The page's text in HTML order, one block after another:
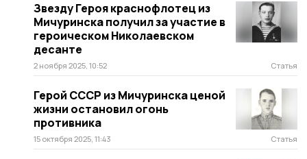
Звезду Героя краснофлотец из
Мичуринска получил за участие в
героическом Николаевском
десанте
2 ноября 2025, 10:52 Статья
Герой СССР из Мичуринска ценой
жизни остановил огонь
противника
15 октября 2025, 11:43 Статья